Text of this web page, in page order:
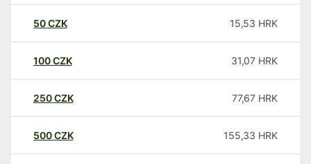
50CZK 15,53 HRK
100CZK 31,07 HRK
250CZK 77,67 HRK
500CZK 155,33 HRK